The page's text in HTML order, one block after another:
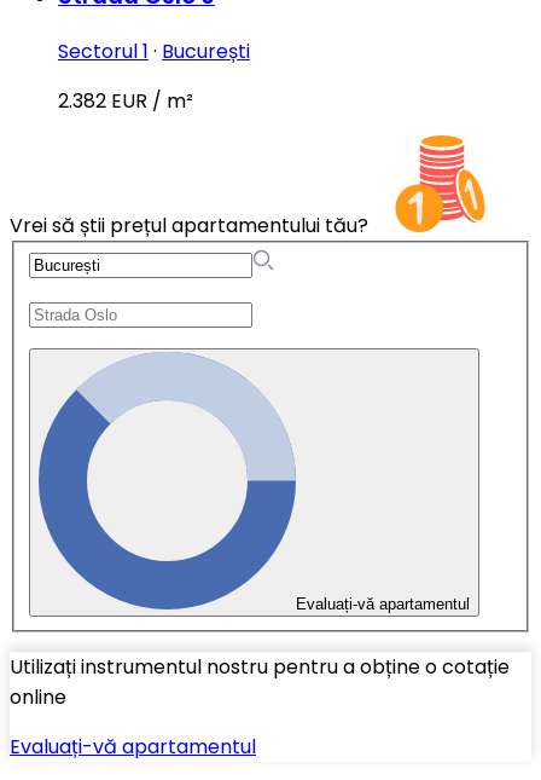
Sectorul 1 · București
2.382 EUR / m²
Vrei să știi prețul apartamentului tău?
Evaluați-vă apartamentul
Utilizați instrumentul nostru pentru a obține o cotație
online
Evaluați-vă apartamentul